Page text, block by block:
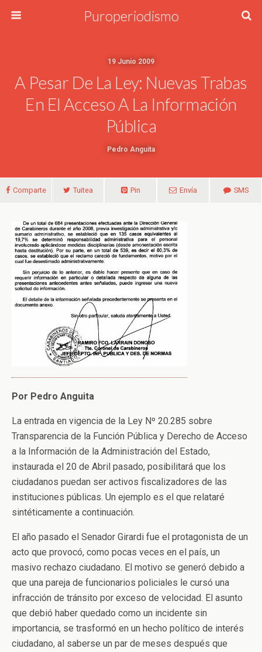
Puroperiodismo
19 Junio 2009
A Pesar De La Ley: Nuevas Trabas
En El Acceso A La Información
Pública
Pedro Anguita
Comparte Tuitea Pin Envía SMS
Por Pedro Anguita
La entrada en vigencia de la Ley Nº 20.285 sobre
Transparencia de la Función Pública y Derecho de Acceso
a la Información de la Administración del Estado,
instaurada el 20 de Abril pasado, posibilitará que los
ciudadanos puedan ser activos fiscalizadores de las
instituciones públicas. Un ejemplo es el que relataré
sintéticamente a continuación.
El año pasado el Senador Girardi fue el protagonista de un
acto que provocó, como pocas veces en el país, un
masivo rechazo ciudadano. El motivo se generó debido a
que una pareja de funcionarios policiales le cursó una
infracción de tránsito por exceso de velocidad. El asunto
que debió haber quedado como un incidente sin
importancia, se trasformó en un hecho político de interés
ciudadano, al saberse un par de meses después que